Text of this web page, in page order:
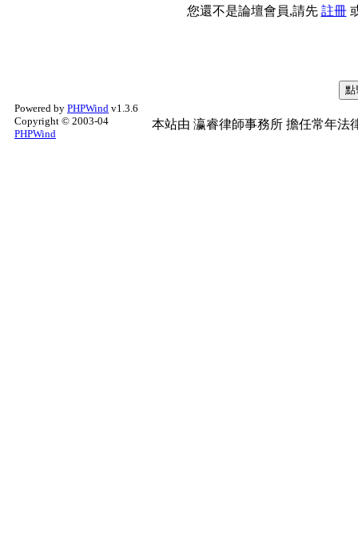
您還不是論壇會員,請先 註冊
Powered by PHPWind v1.3.6
Copyright © 2003-04
PHPWind
本站由 瀛睿律師事務所 擔任常年法